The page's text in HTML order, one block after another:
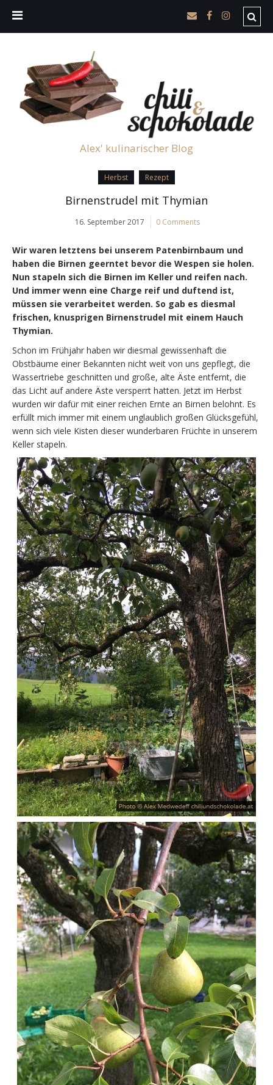
Alex' kulinarischer Blog
Herbst Rezept
Birnenstrudel mit Thymian
16. September 2017 0 Comments
Wir waren letztens bei unserem Patenbirnbaum und
haben die Birnen geerntet bevor die Wespen sie holen.
Nun stapeln sich die Birnen im Keller und reifen nach.
Und immer wenn eine Charge reif und duftend ist,
müssen sie verarbeitet werden. So gab es diesmal
frischen, knusprigen Birnenstrudel mit einem Hauch
Thymian.
Schon im Frühjahr haben wir diesmal gewissenhaft die
Obstbäume einer Bekannten nicht weit von uns gepflegt, die
Wassertriebe geschnitten und große, alte Äste entfernt, die
das Licht auf andere Äste versperrt hatten. Jetzt im Herbst
wurden wir dafür mit einer reichen Ernte an Birnen belohnt. Es
erfüllt mich immer mit einem unglaublich großen Glücksgefühl,
wenn sich viele Kisten dieser wunderbaren Früchte in unserem
Keller stapeln.